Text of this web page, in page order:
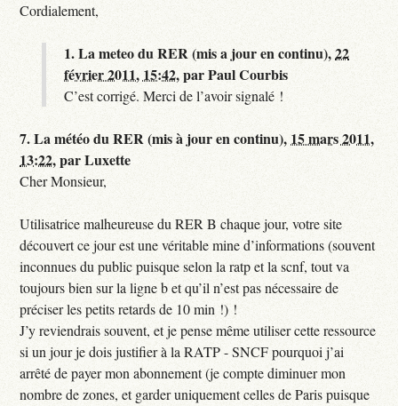
Cordialement,
1.La meteo du RER (mis a jour en continu),22
février 2011, 15:42,parPaul Courbis
C’est corrigé. Merci de l’avoir signalé !
7.La météo du RER (mis à jour en continu), 15 mars 2011,
13:22,parLuxette
Cher Monsieur,
Utilisatrice malheureuse du RER B chaque jour, votre site
découvert ce jour est une véritable mine d’informations (souvent
inconnues du public puisque selon la ratp et la scnf, tout va
toujours bien sur la ligne b et qu’il n’est pas nécessaire de
préciser les petits retards de 10 min !) !
J’y reviendrais souvent, et je pense même utiliser cette ressource
si un jour je dois justifier à la RATP - SNCF pourquoi j’ai
arrêté de payer mon abonnement (je compte diminuer mon
nombre de zones, et garder uniquement celles de Paris puisque